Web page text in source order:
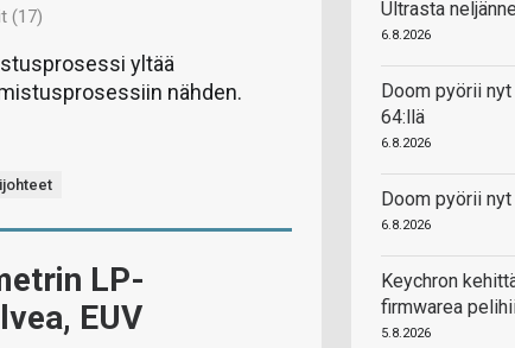
(17)
yltää
nähden.
LP-
EUV
Ultrasta
6.8.2026
Doom pyörii
64:llä
6.8.2026
Doom pyörii
6.8.2026
Keychron
firmwarea
5.8.2026